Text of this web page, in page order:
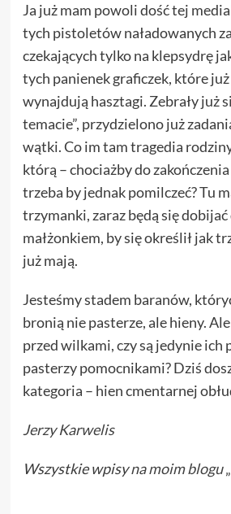
Ja już mam powoli dość tej
tych pistoletów naładowanych
czekających tylko na klepsydrę
tych panienek graficzek, które
wynajdują hasztagi. Zebrały już
temacie”, przydzielono już
wątki. Co im tam tragedia
którą – chociażby do
trzeba by jednak pomilczeć? Tu
trzymanki, zaraz będą się
małżonkiem, by się określił jak
już mają.
Jesteśmy stadem baranów,
bronią nie pasterze, ale hieny.
przed wilkami, czy są jedynie ich
pasterzy pomocnikami? Dziś
kategoria – hien cmentarnej
Jerzy Karwelis
Wszystkie wpisyna moim blogu